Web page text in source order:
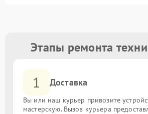
Этапы ремонта
1 Доставка
Вы или наш курьер привозите
мастерскую. Вызов курьера